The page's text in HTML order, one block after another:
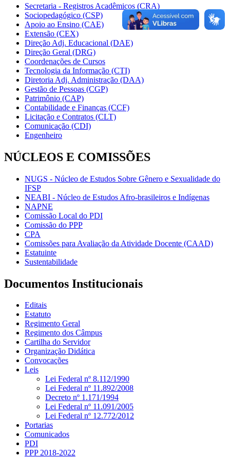
Secretaria - Registros Acadêmicos (CRA)
Sociopedagógico (CSP)
Apoio ao Ensino (CAE)
Extensão (CEX)
Direção Adj. Educacional (DAE)
Direção Geral (DRG)
Coordenações de Cursos
Tecnologia da Informação (CTI)
Diretoria Adj. Administração (DAA)
Gestão de Pessoas (CGP)
Patrimônio (CAP)
Contabilidade e Finanças (CCF)
Licitação e Contratos (CLT)
Comunicação (CDI)
Engenheiro
NÚCLEOS E COMISSÕES
NUGS - Núcleo de Estudos Sobre Gênero e Sexualidade do
IFSP
NEABI - Núcleo de Estudos Afro-brasileiros e Indígenas
NAPNE
Comissão Local do PDI
Comissão do PPP
CPA
Comissões para Avaliação da Atividade Docente (CAAD)
Estatuinte
Sustentabilidade
Documentos Institucionais
Editais
Estatuto
Regimento Geral
Regimento dos Câmpus
Cartilha do Servidor
Organização Didática
Convocações
Leis
Lei Federal nº 8.112/1990
Lei Federal nº 11.892/2008
Decreto nº 1.171/1994
Lei Federal nº 11.091/2005
Lei Federal nº 12.772/2012
Portarias
Comunicados
PDI
PPP 2018-2022